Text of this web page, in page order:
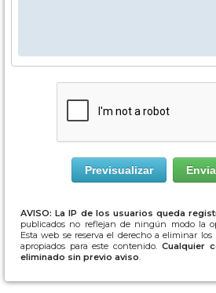
AVISO: La IP de los usuarios queda
publicados no reflejan de ningún modo la
Esta web se reserva el derecho a eliminar
apropiados para este contenido. Cualquier
eliminado sin previo aviso.